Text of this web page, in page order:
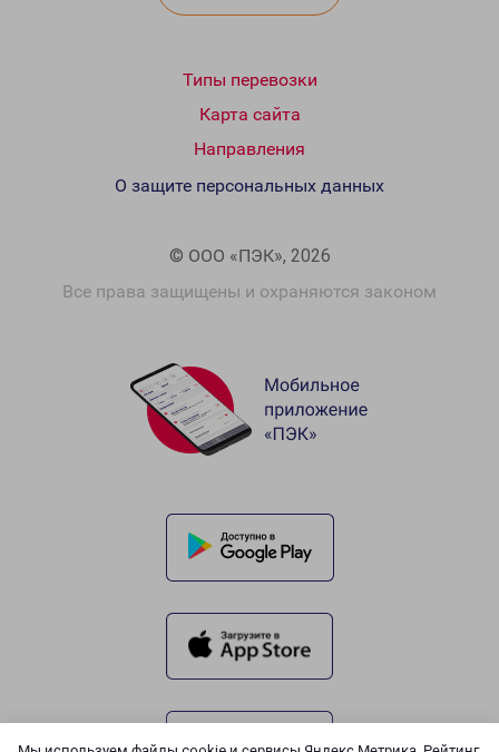
Типы перевозки
Карта сайта
Направления
© ООО «ПЭК», 2026
Все права защищены и охраняются законом
О защите персональных данных